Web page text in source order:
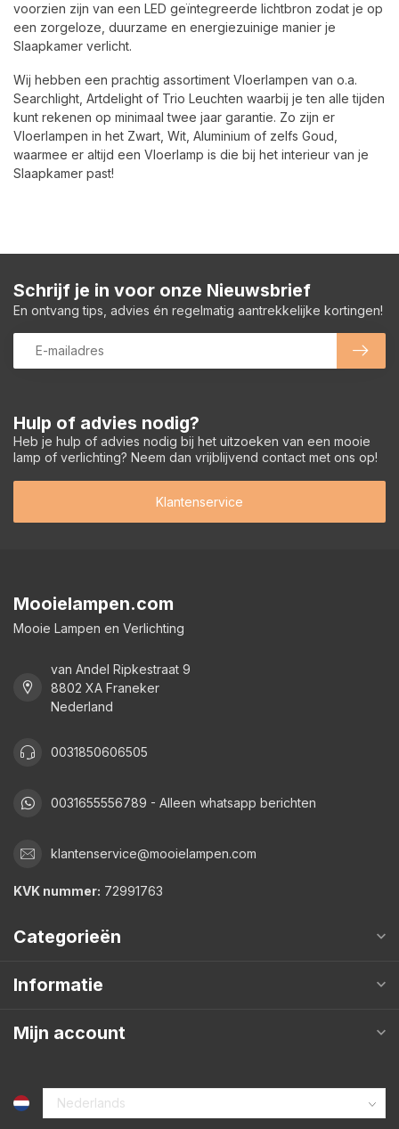
voorzien zijn van een LED geïntegreerde lichtbron zodat je op
een zorgeloze, duurzame en energiezuinige manier je
Slaapkamer verlicht.
Wij hebben een prachtig assortiment Vloerlampen van o.a.
Searchlight, Artdelight of Trio Leuchten waarbij je ten alle tijden
kunt rekenen op minimaal twee jaar garantie. Zo zijn er
Vloerlampen in het Zwart, Wit, Aluminium of zelfs Goud,
waarmee er altijd een Vloerlamp is die bij het interieur van je
Slaapkamer past!
Hulp of advies nodig?
Heb je hulp of advies nodig bij het uitzoeken van een mooie
lamp of verlichting? Neem dan vrijblijvend contact met ons op!
Klantenservice
Schrijf je in voor onze Nieuwsbrief
En ontvang tips, advies én regelmatig aantrekkelijke kortingen!
Mooielampen.com
Mooie Lampen en Verlichting
van Andel Ripkestraat 9
8802 XA Franeker
Nederland
0031850606505
0031655556789 - Alleen whatsapp berichten
klantenservice@mooielampen.com
KVK nummer: 72991763
Categorieën
Informatie
Mijn account